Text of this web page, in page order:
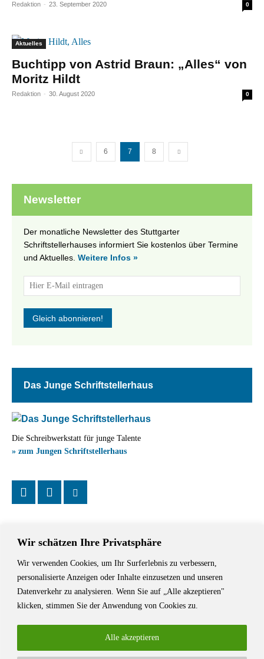
Wir schätzen Ihre Privatsphäre
Wir verwenden Cookies, um Ihr Surferlebnis zu verbessern,
personalisierte Anzeigen oder Inhalte einzusetzen und unseren
Datenverkehr zu analysieren. Wenn Sie auf „Alle akzeptieren"
klicken, stimmen Sie der Anwendung von Cookies zu.
Alle akzeptieren
Redaktion - 23. September 2020 0
Aktuelles
Buchtipp von Astrid Braun: „Alles“ von
Moritz Hildt
Redaktion - 30. August 2020 0
6 7 8
Newsletter
Der monatliche Newsletter des Stuttgarter
Schriftstellerhauses informiert Sie kostenlos über Termine
und Aktuelles. Weitere Infos »
Das Junge Schriftstellerhaus
Die Schreibwerkstatt für junge Talente
» zum Jungen Schriftstellerhaus
Das Schriftstellerhaus ist ein beliebter Treffpunkt für Autorinnen und
Autoren aus Stuttgart und der Region sowie ein Veranstaltungsort für
Lesungen, Tagungen und Schreibwerkstätten.